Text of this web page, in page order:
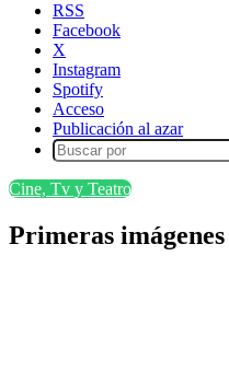
RSS
Facebook
X
Instagram
Spotify
Acceso
Publicación al azar
Cine, Tv y Teatro
Primeras